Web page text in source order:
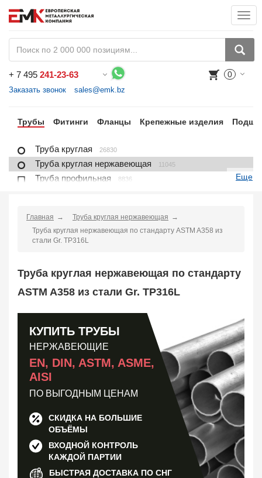
+ 7 495 241-23-63
Заказать звонок sales@emk.bz
0
Трубы Фитинги Фланцы Крепежные изделия
Труба круглая 26830
Труба круглая нержавеющая 11045
Труба профильная 8836
Труба футерованная 1
Труба в изоляции
Трубная заготовка
Заказать в 1 клик
Еще
Главная
Труба круглая нержавеющая
Труба круглая нержавеющая по стандарту ASTM A358 из
стали Gr. TP316L
Труба круглая нержавеющая по стандарту
ASTM A358 из стали Gr. TP316L
КУПИТЬ ТРУБЫ
НЕРЖАВЕЮЩИЕ
EN, DIN, ASTM, ASME,
AISI
ПО ВЫГОДНЫМ ЦЕНАМ
СКИДКА НА БОЛЬШИЕ
ОБЪЁМЫ
ВХОДНОЙ КОНТРОЛЬ
КАЖДОЙ ПАРТИИ
БЫСТРАЯ ДОСТАВКА ПО СНГ